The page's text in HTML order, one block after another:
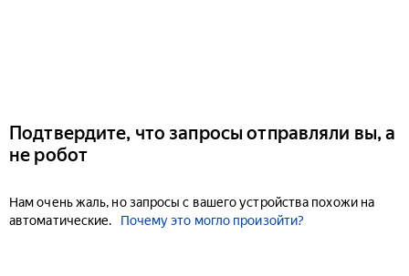
Подтвердите, что запросы отправляли вы, а
не робот
Нам очень жаль, но запросы с вашего устройства похожи на
автоматические.
Почему это могло произойти?